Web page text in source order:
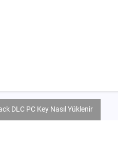
DLC PC Key Nasıl Yüklenir